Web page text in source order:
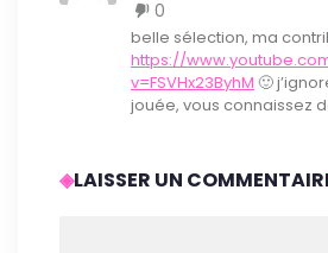
0
belle sélection, ma
https://
v=FSVHx23ByhM 🙂
jouée, vous connaissez
LAISSER UN